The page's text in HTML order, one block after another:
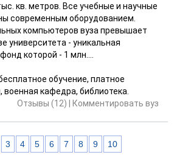
кв. метров. Все учебные и научные
современным оборудованием.
компьютеров вуза превышает
университета - уникальная
которой - 1 млн....
обучение, платное
кафедра, библиотека.
Отзывы (12)
Комментировать вуз
3 4 5 6 7 8 9
10